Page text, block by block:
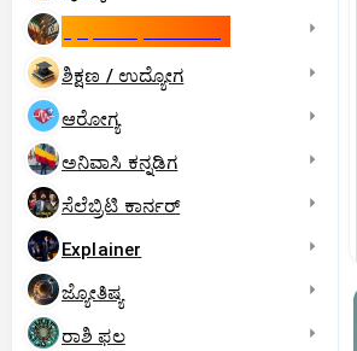
ಶಿಕ್ಷಣ / ಉದ್ಯೋಗ
ಆರೋಗ್ಯ
ಅನಿವಾಸಿ ಕನ್ನಡಿಗ
ಸೆಲೆಬ್ರಿಟಿ ಕಾರ್ನರ್‌
Explainer
ಜ್ಯೋತಿಷ್ಯ
ರಾಶಿ ಫಲ